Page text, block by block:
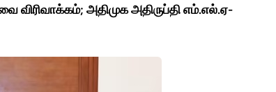
விரிவாக்கம்; அதிமுக அதிருப்தி எம்.எல்.ஏ-